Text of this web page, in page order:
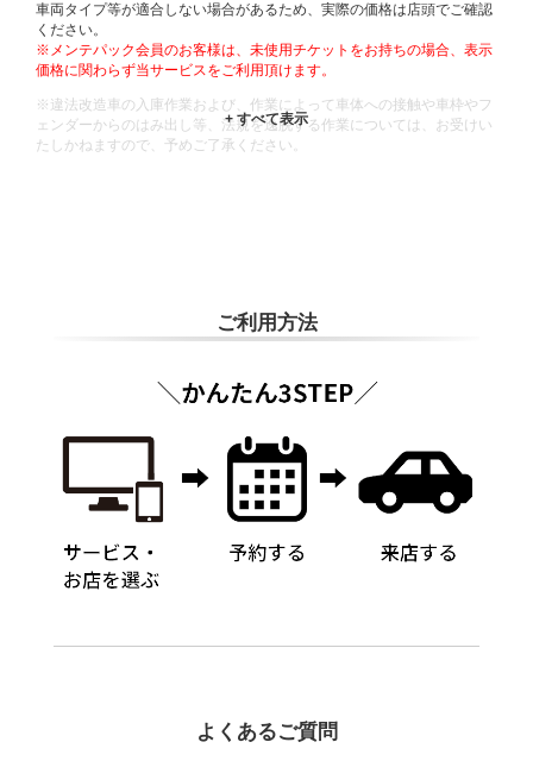
車両タイプ等が適合しない場合があるため、実際の価格は店頭でご確認
ください。
※メンテパック会員のお客様は、未使用チケットをお持ちの場合、表示
価格に関わらず当サービスをご利用頂けます。
※違法改造車の入庫作業および、作業によって車体への接触や車枠やフ
ェンダーからのはみ出し等、法規を逸脱する作業については、お受けい
たしかねますので、予めご了承ください。
ご利用方法
よくあるご質問